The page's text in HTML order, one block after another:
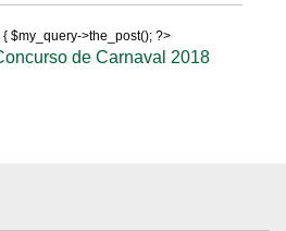
$my_query->the_post(); ?>
de Carnaval 2018